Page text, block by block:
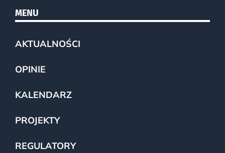
MENU
AKTUALNOŚCI
OPINIE
KALENDARZ
PROJEKTY
REGULATORY